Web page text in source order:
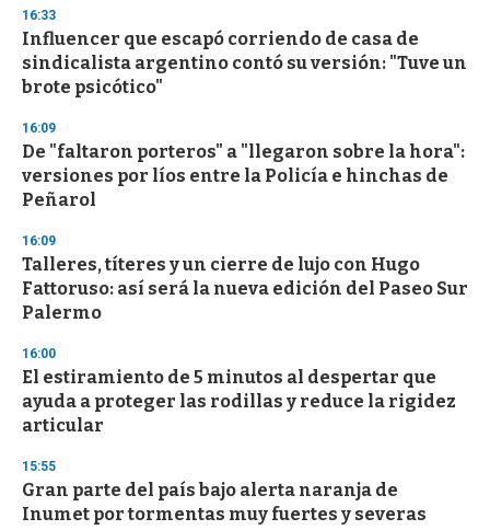
s
e
c
o
n
16:33
Influencer que escapó corriendo de casa de
sindicalista argentino contó su versión: "Tuve un
brote psicótico"
16:09
De "faltaron porteros" a "llegaron sobre la hora":
versiones por líos entre la Policía e hinchas de
Peñarol
16:09
Talleres, títeres y un cierre de lujo con Hugo
Fattoruso: así será la nueva edición del Paseo Sur
Palermo
16:00
El estiramiento de 5 minutos al despertar que
ayuda a proteger las rodillas y reduce la rigidez
articular
15:55
Gran parte del país bajo alerta naranja de
Inumet por tormentas muy fuertes y severas